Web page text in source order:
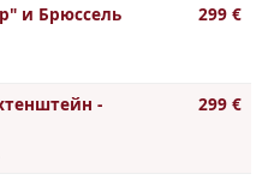
и Брюссель 299 €
-
299 €